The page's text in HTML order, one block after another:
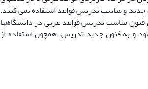
جدید و مناسب تدریس قواعد استفاده نمی کنند.
مناسب تدریس قواعد عربی در دانشگاه­ها
و به فنون جدید تدریس، همچون استفاده از